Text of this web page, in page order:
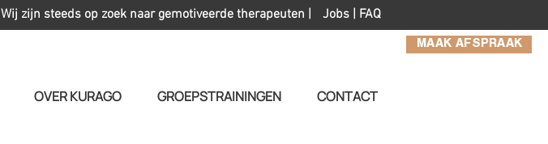
MAAK AFSPRAAK
Jobs | FAQ
Wij zijn steeds op zoek naar gemotiveerde therapeuten |
OVER KURAGO GROEPSTRAININGEN CONTACT